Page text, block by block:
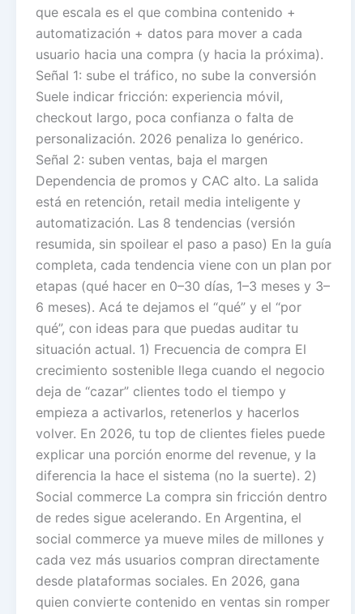
que escala es el que combina contenido +
automatización + datos para mover a cada
usuario hacia una compra (y hacia la próxima).
Señal 1: sube el tráfico, no sube la conversión
Suele indicar fricción: experiencia móvil,
checkout largo, poca confianza o falta de
personalización. 2026 penaliza lo genérico.
Señal 2: suben ventas, baja el margen
Dependencia de promos y CAC alto. La salida
está en retención, retail media inteligente y
automatización. Las 8 tendencias (versión
resumida, sin spoilear el paso a paso) En la guía
completa, cada tendencia viene con un plan por
etapas (qué hacer en 0–30 días, 1–3 meses y 3–
6 meses). Acá te dejamos el “qué” y el “por
qué”, con ideas para que puedas auditar tu
situación actual. 1) Frecuencia de compra El
crecimiento sostenible llega cuando el negocio
deja de “cazar” clientes todo el tiempo y
empieza a activarlos, retenerlos y hacerlos
volver. En 2026, tu top de clientes fieles puede
explicar una porción enorme del revenue, y la
diferencia la hace el sistema (no la suerte). 2)
Social commerce La compra sin fricción dentro
de redes sigue acelerando. En Argentina, el
social commerce ya mueve miles de millones y
cada vez más usuarios compran directamente
desde plataformas sociales. En 2026, gana
quien convierte contenido en ventas sin romper